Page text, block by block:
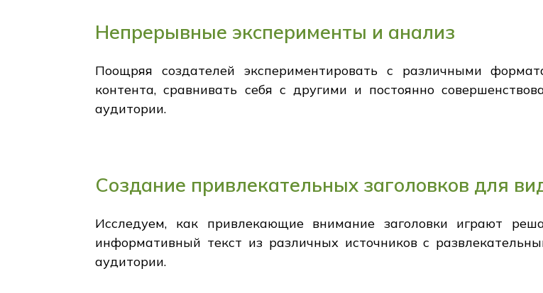
Непрерывные эксперименты и анализ
Поощряя создателей экспериментировать с различными
контента, сравнивать себя с другими и постоянно
аудитории.
Создание привлекательных заголовков для
Исследуем, как привлекающие внимание заголовки играют
информативный текст из различных источников с
аудитории.